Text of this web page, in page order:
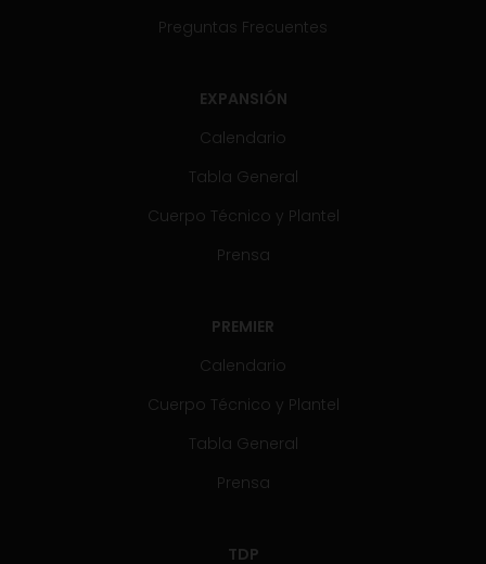
Preguntas Frecuentes
EXPANSIÓN
Calendario
Tabla General
Cuerpo Técnico y Plantel
Prensa
PREMIER
Calendario
Cuerpo Técnico y Plantel
Tabla General
Prensa
TDP